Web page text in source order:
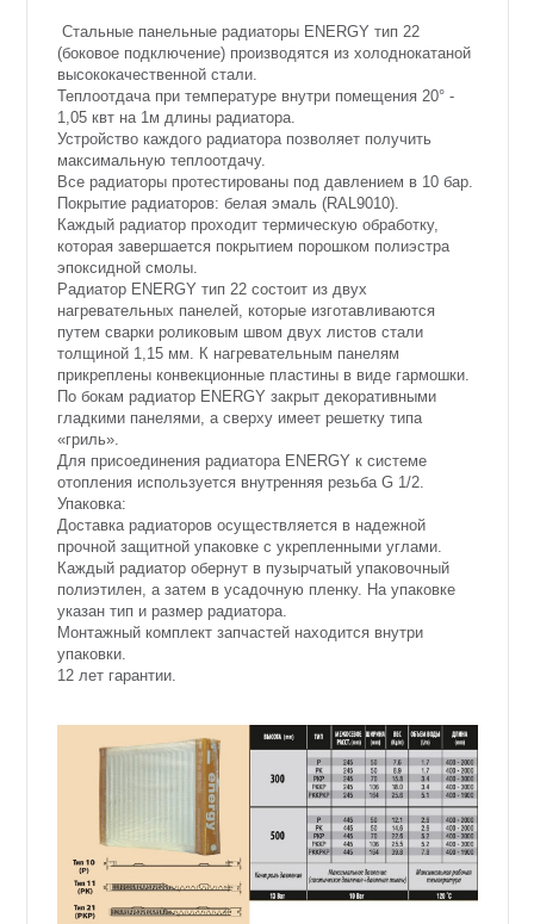
Стальные панельные радиаторы ENERGY тип 22
(боковое подключение) производятся из холоднокатаной
высококачественной стали.
Теплоотдача при температуре внутри помещения 20° -
1,05 квт на 1м длины радиатора.
Устройство каждого радиатора позволяет получить
максимальную теплоотдачу.
Все радиаторы протестированы под давлением в 10 бар.
Покрытие радиаторов: белая эмаль (RAL9010).
Каждый радиатор проходит термическую обработку,
которая завершается покрытием порошком полиэстра
эпоксидной смолы.
Радиатор ENERGY тип 22 состоит из двух
нагревательных панелей, которые изготавливаются
путем сварки роликовым швом двух листов стали
толщиной 1,15 мм. К нагревательным панелям
прикреплены конвекционные плаcтины в виде гармошки.
По бокам радиатор ENERGY закрыт декоративными
гладкими панелями, а сверху имеет решетку типа
«гриль».
Для присоединения радиатора ENERGY к системе
отопления используется внутренняя резьба G 1/2.
Упаковка:
Доставка радиаторов осуществляется в надежной
прочной защитной упаковке с укрепленными углами.
Каждый радиатор обернут в пузырчатый упаковочный
полиэтилен, а затем в усадочную пленку. На упаковке
указан тип и размер радиатора.
Монтажный комплект запчастей находится внутри
упаковки.
12 лет гарантии.